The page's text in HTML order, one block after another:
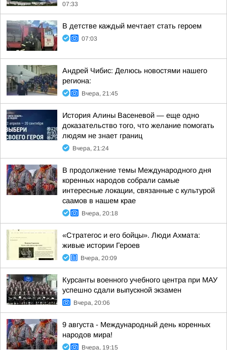
07:33
В детстве каждый мечтает стать героем
07:03
Андрей Чибис: Делюсь новостями нашего
региона:
Вчера, 21:45
История Алины Васеневой — еще одно
доказательство того, что желание помогать
людям не знает границ
Вчера, 21:24
В продолжение темы Международного дня
коренных народов собрали самые
интересные локации, связанные с культурой
саамов в нашем крае
Вчера, 20:18
«Стратегос и его бойцы». Люди Ахмата:
живые истории Героев
Вчера, 20:09
Курсанты военного учебного центра при МАУ
успешно сдали выпускной экзамен
Вчера, 20:06
9 августа - Международный день коренных
народов мира!
Вчера, 19:15